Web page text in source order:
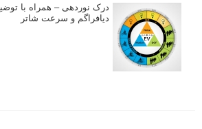
دیافراگم و سرعت شاتر